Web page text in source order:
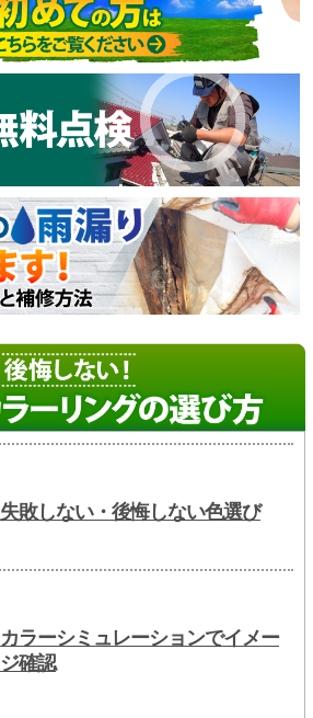
失敗しない・後悔しない色選び
カラーシミュレーションでイメー
ジ確認